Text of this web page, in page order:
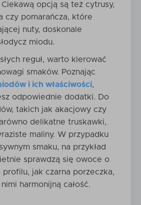
opcją są też cytrusy,
czy pomarańcza, które
nuty, doskonale
miodu.
reguł, warto kierować
smaków. Poznając
i ich właściwości,
odpowiednie dodatki. Do
takich jak akacjowy czy
delikatne truskawki,
maliny. W przypadku
smaku, na przykład
sprawdzą się owoce o
jak czarna porzeczka,
harmonijną całość.